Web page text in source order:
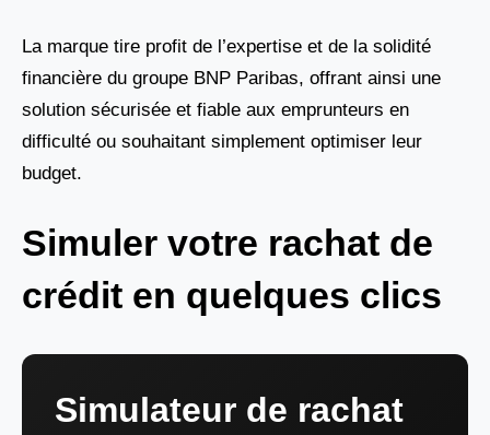
La marque tire profit de l’expertise et de la solidité
financière du groupe BNP Paribas, offrant ainsi une
solution sécurisée et fiable aux emprunteurs en
difficulté ou souhaitant simplement optimiser leur
budget.
Simuler votre rachat de
crédit en quelques clics
Simulateur de rachat